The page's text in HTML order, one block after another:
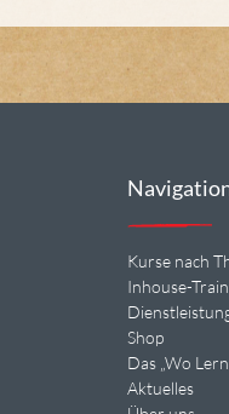
Kurse nach
Inhouse-
Shop
Das „Wo
Aktuelles